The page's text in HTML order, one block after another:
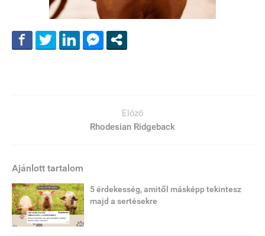
Előző
Rhodesian Ridgeback
Ajánlott tartalom
5 érdekesség, amitől másképp tekintesz
majd a sertésekre